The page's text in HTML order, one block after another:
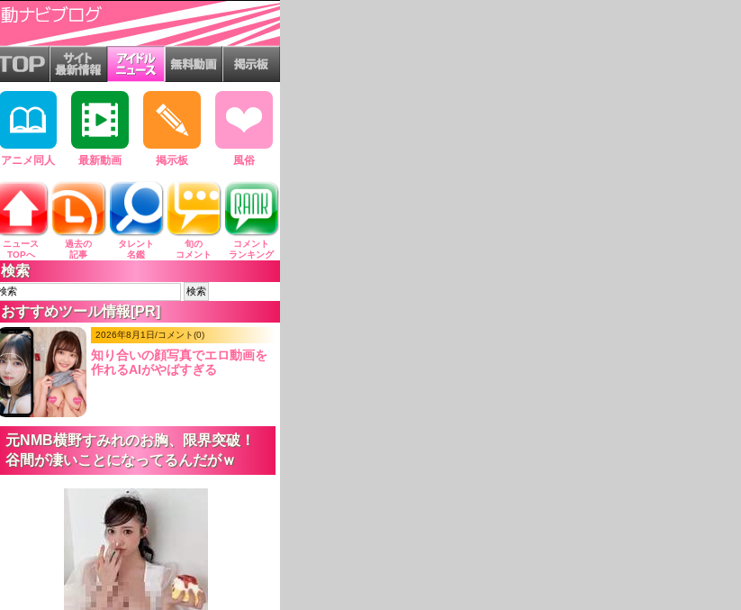
アニメ同人 最新動画 掲示板 風俗
ニュース
TOPへ
過去の
記事
タレント
名鑑
旬の
コメント
コメント
ランキング
検索
おすすめツール情報[PR]
2026年8月1日/コメント(0)
知り合いの顔写真でエロ動画を
作れるAIがやばすぎる
元NMB横野すみれのお胸、限界突破！
谷間が凄いことになってるんだがｗ